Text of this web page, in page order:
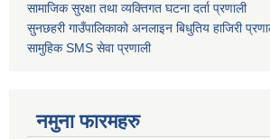
सामाजिक सुरक्षा तथा व्यक्तिगत घटना दर्ताप्रणाली
सुनछहरी गाउँपालिकाको अनलाइन बिधुतिय हाजिरी
सामुहिकSMS सेवाप्रणाली
नमुना फारमहरु